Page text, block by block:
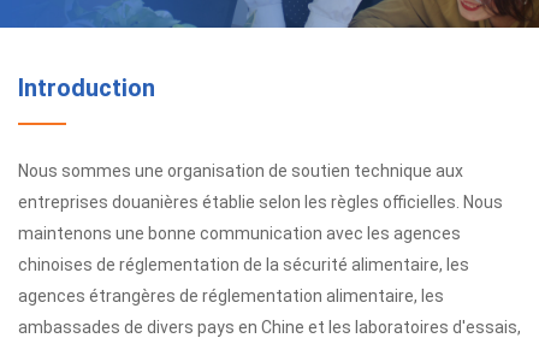
Introduction
Nous sommes une organisation de soutien technique aux
entreprises douanières établie selon les règles officielles. Nous
maintenons une bonne communication avec les agences
chinoises de réglementation de la sécurité alimentaire, les
agences étrangères de réglementation alimentaire, les
ambassades de divers pays en Chine et les laboratoires d'essais,